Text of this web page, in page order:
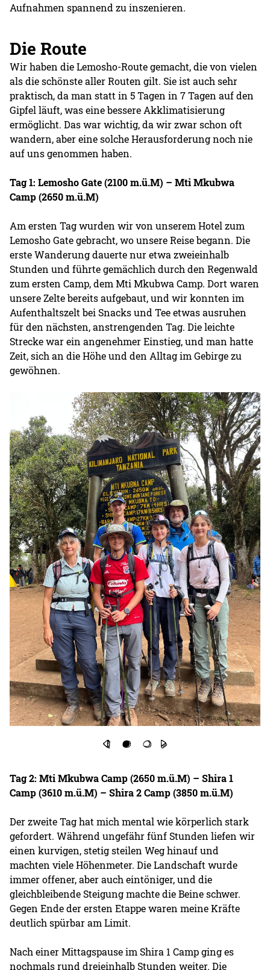
Aufnahmen spannend zu inszenieren.
Die Route
Wir haben die Lemosho-Route gemacht, die von vielen
als die schönste aller Routen gilt. Sie ist auch sehr
praktisch, da man statt in 5 Tagen in 7 Tagen auf den
Gipfel läuft, was eine bessere Akklimatisierung
ermöglicht. Das war wichtig, da wir zwar schon oft
wandern, aber eine solche Herausforderung noch nie
auf uns genommen haben.
Tag 1: Lemosho Gate (2100 m.ü.M) – Mti Mkubwa
Camp (2650 m.ü.M)
Am ersten Tag wurden wir von unserem Hotel zum
Lemosho Gate gebracht, wo unsere Reise begann. Die
erste Wanderung dauerte nur etwa zweieinhalb
Stunden und führte gemächlich durch den Regenwald
zum ersten Camp, dem Mti Mkubwa Camp. Dort waren
unsere Zelte bereits aufgebaut, und wir konnten im
Aufenthaltszelt bei Snacks und Tee etwas ausruhen
für den nächsten, anstrengenden Tag. Die leichte
Strecke war ein angenehmer Einstieg, und man hatte
Zeit, sich an die Höhe und den Alltag im Gebirge zu
gewöhnen.
Tag 2: Mti Mkubwa Camp (2650 m.ü.M) – Shira 1
Camp (3610 m.ü.M) – Shira 2 Camp (3850 m.ü.M)
Der zweite Tag hat mich mental wie körperlich stark
gefordert. Während ungefähr fünf Stunden liefen wir
einen kurvigen, stetig steilen Weg hinauf und
machten viele Höhenmeter. Die Landschaft wurde
immer offener, aber auch eintöniger, und die
gleichbleibende Steigung machte die Beine schwer.
Gegen Ende der ersten Etappe waren meine Kräfte
deutlich spürbar am Limit.
Nach einer Mittagspause im Shira 1 Camp ging es
nochmals rund dreieinhalb Stunden weiter. Die